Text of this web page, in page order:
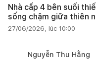
Nhà cấp 4 bên suối
sống chậm giữa thiên
27/06/2026, lúc 10:00
Nguyễn Thu Hằng